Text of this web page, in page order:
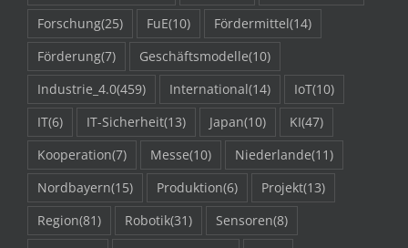
Forschung(25) FuE(10) Fördermittel(14)
Förderung(7) Geschäftsmodelle(10)
Industrie_4.0(459) International(14) IoT(10)
IT(6) IT-Sicherheit(13) Japan(10) KI(47)
Kooperation(7) Messe(10) Niederlande(11)
Nordbayern(15) Produktion(6) Projekt(13)
Region(81) Robotik(31) Sensoren(8)